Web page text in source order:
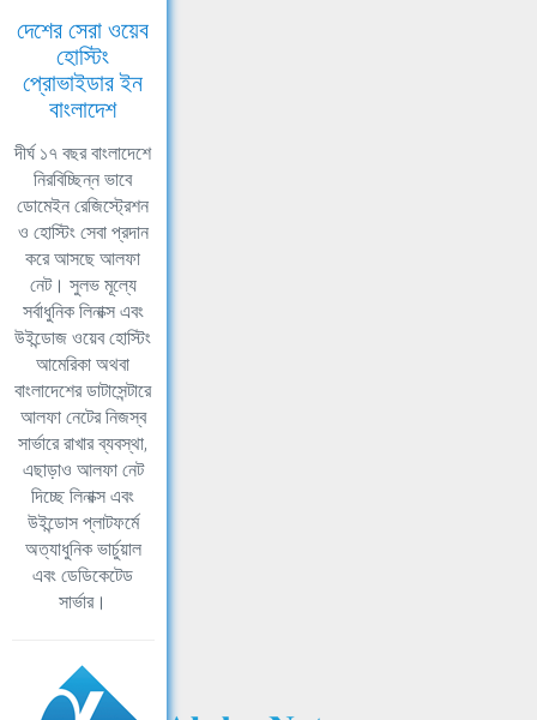
দেশের সেরা ওয়েব
হোস্টিং
প্রোভাইডার ইন
বাংলাদেশ
দীর্ঘ ১৭ বছর বাংলাদেশে
নিরবিচ্ছিন্ন ভাবে
ডোমেইন রেজিস্ট্রেশন
ও হোস্টিং সেবা প্রদান
করে আসছে আলফা
নেট। সুলভ মূল্যে
সর্বাধুনিক লিনাক্স এবং
উইন্ডোজ ওয়েব হোস্টিং
আমেরিকা অথবা
বাংলাদেশের ডাটাসেন্টারে
আলফা নেটের নিজস্ব
সার্ভারে রাখার ব্যবস্থা,
এছাড়াও আলফা নেট
দিচ্ছে লিনাক্স এবং
উইন্ডোস প্লাটফর্মে
অত্যাধুনিক ভার্চুয়াল
এবং ডেডিকেটেড
সার্ভার।